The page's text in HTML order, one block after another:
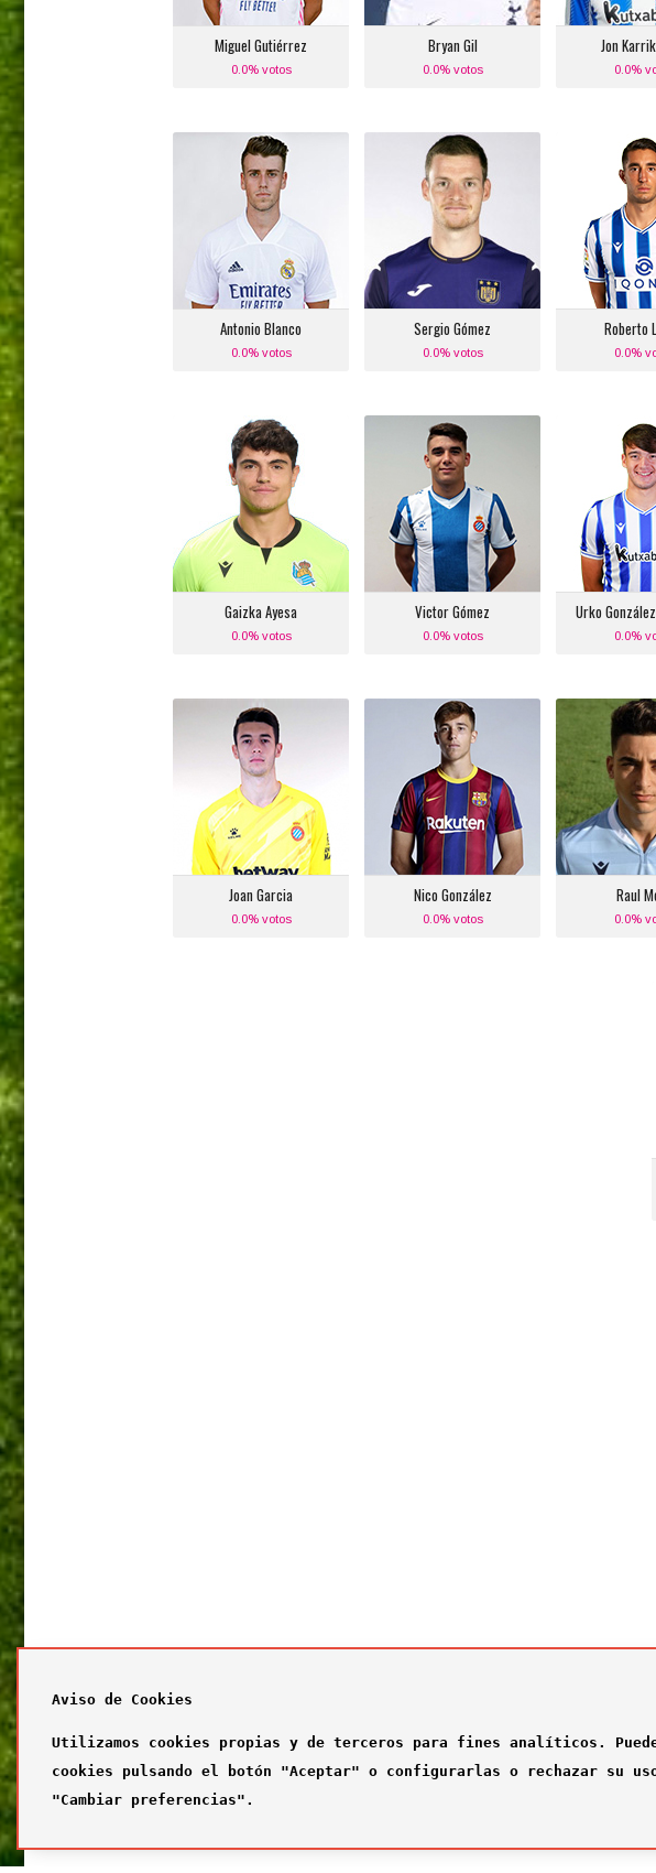
Miguel Gutiérrez
0.0% votos
Real Madrid
Bryan Gil
0.0% votos
Jon
0.0%
Antonio Blanco
0.0% votos
Antonio Blanco
Posición:
Medio Centro Derecho
Equipo actual:
Real Madrid
Sergio Gómez
0.0% votos
Sergio Gómez
Posición:
Defensa Lateral
Izquierdo
Equipo actual:
Anderletch
Roberto
0.0%
Roberto
Media
Equipo
Real
Gaizka Ayesa
0.0% votos
Gaizka Ayesa
Posición:
Portero
Equipo actual:
Real Sociedad
Victor Gómez
0.0% votos
Victor Gómez
Posición:
Defensa Lateral Derecho
Equipo actual:
R.C.D. Espanyol
Urko
0.0%
Urko
Defensa
Equipo
Real
Joan Garcia
0.0% votos
Joan Garcia
Posición:
Portero
Equipo actual:
R.C.D. Espanyol
Nico González
0.0% votos
Nico González
Posición:
Medio Centro Izquierdo
Equipo actual:
F.C. Barcelona
Raul
0.0%
Raul
Banda
Equipo
Aviso de Cookies
Utilizamos cookies propias y de terceros para fines analíticos.
cookies pulsando el botón "Aceptar" o configurarlas o rechazar su
"Cambiar preferencias".